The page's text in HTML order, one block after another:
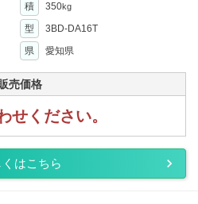
積 350kg
型
3BD-DA16T
県 愛知県
販売価格
せください。
はこちら